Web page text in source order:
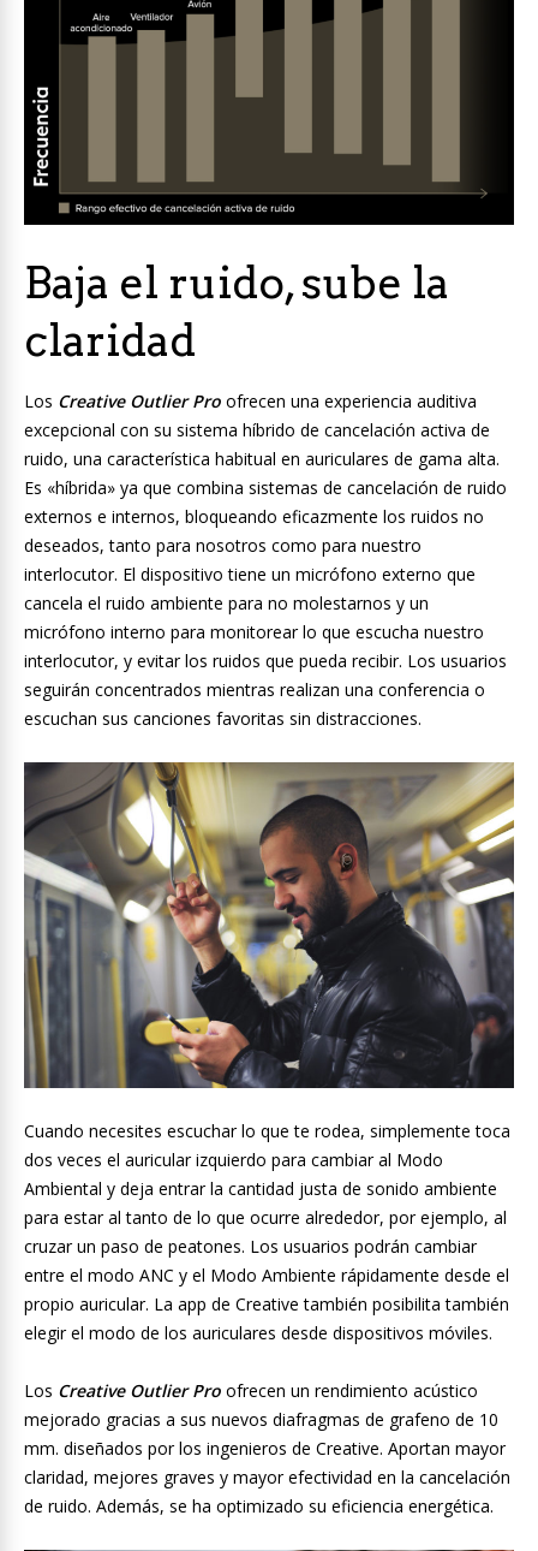
Baja el ruido, sube la
claridad
Los Creative Outlier Pro ofrecen una experiencia auditiva
excepcional con su sistema híbrido de cancelación activa de
ruido, una característica habitual en auriculares de gama alta.
Es «híbrida» ya que combina sistemas de cancelación de ruido
externos e internos, bloqueando eficazmente los ruidos no
deseados, tanto para nosotros como para nuestro
interlocutor. El dispositivo tiene un micrófono externo que
cancela el ruido ambiente para no molestarnos y un
micrófono interno para monitorear lo que escucha nuestro
interlocutor, y evitar los ruidos que pueda recibir. Los usuarios
seguirán concentrados mientras realizan una conferencia o
escuchan sus canciones favoritas sin distracciones.
Cuando necesites escuchar lo que te rodea, simplemente toca
dos veces el auricular izquierdo para cambiar al Modo
Ambiental y deja entrar la cantidad justa de sonido ambiente
para estar al tanto de lo que ocurre alrededor, por ejemplo, al
cruzar un paso de peatones. Los usuarios podrán cambiar
entre el modo ANC y el Modo Ambiente rápidamente desde el
propio auricular. La app de Creative también posibilita también
elegir el modo de los auriculares desde dispositivos móviles.
Los Creative Outlier Pro ofrecen un rendimiento acústico
mejorado gracias a sus nuevos diafragmas de grafeno de 10
mm. diseñados por los ingenieros de Creative. Aportan mayor
claridad, mejores graves y mayor efectividad en la cancelación
de ruido. Además, se ha optimizado su eficiencia energética.